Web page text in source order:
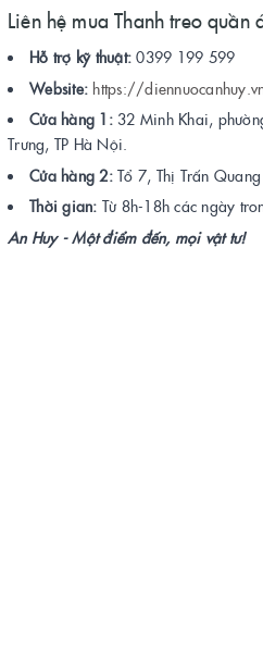
Liên hệ mua Thanh treo
Hỗ trợ kỹ thuật: 0399 199 599
Website: https://
Cửa hàng 1: 32 Minh Khai,
Trưng, TP Hà Nội.
Cửa hàng 2: Tổ 7, Thị Trấn
Thời gian: Từ 8h-18h các ngày
An Huy - Một điểm đến, mọi vật tư!